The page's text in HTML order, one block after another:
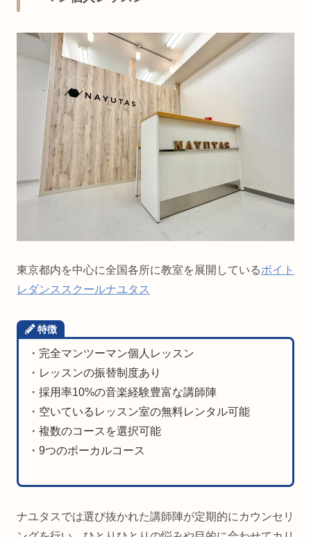
東京都内を中心に全国各所に教室を展開しているボイト
レダンススクールナユタス
特徴
・完全マンツーマン個人レッスン
・レッスンの振替制度あり
・採用率10%の音楽経験豊富な講師陣
・空いているレッスン室の無料レンタル可能
・複数のコースを選択可能
・9つのボーカルコース
ナユタスでは選び抜かれた講師陣が定期的にカウンセリ